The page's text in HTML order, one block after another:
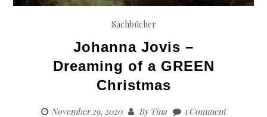
Sachbücher
Johanna Jovis –
Dreaming of a GREEN
Christmas
November 29, 2020 ByTina 1 Comment